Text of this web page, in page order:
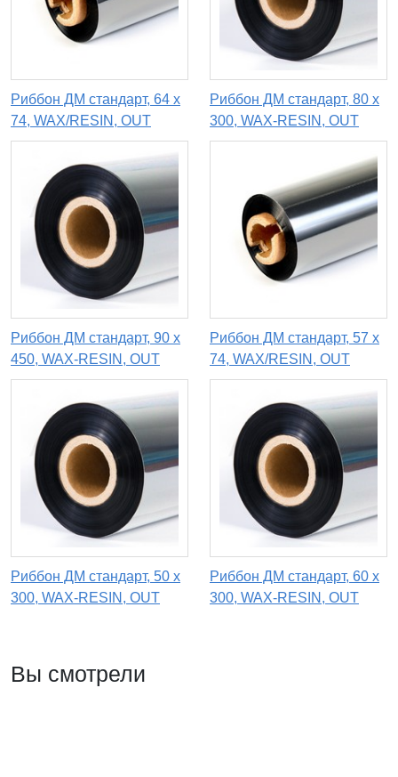
Риббон ДМ стандарт, 64 х
74, WAX/RESIN, OUT
Риббон ДМ стандарт, 80 х
300, WAX-RESIN, OUT
Риббон ДМ стандарт, 90 x
450, WAX-RESIN, OUT
Риббон ДМ стандарт, 57 х
74, WAX/RESIN, OUT
Риббон ДМ стандарт, 50 х
300, WAX-RESIN, OUT
Риббон ДМ стандарт, 60 х
300, WAX-RESIN, OUT
Вы смотрели